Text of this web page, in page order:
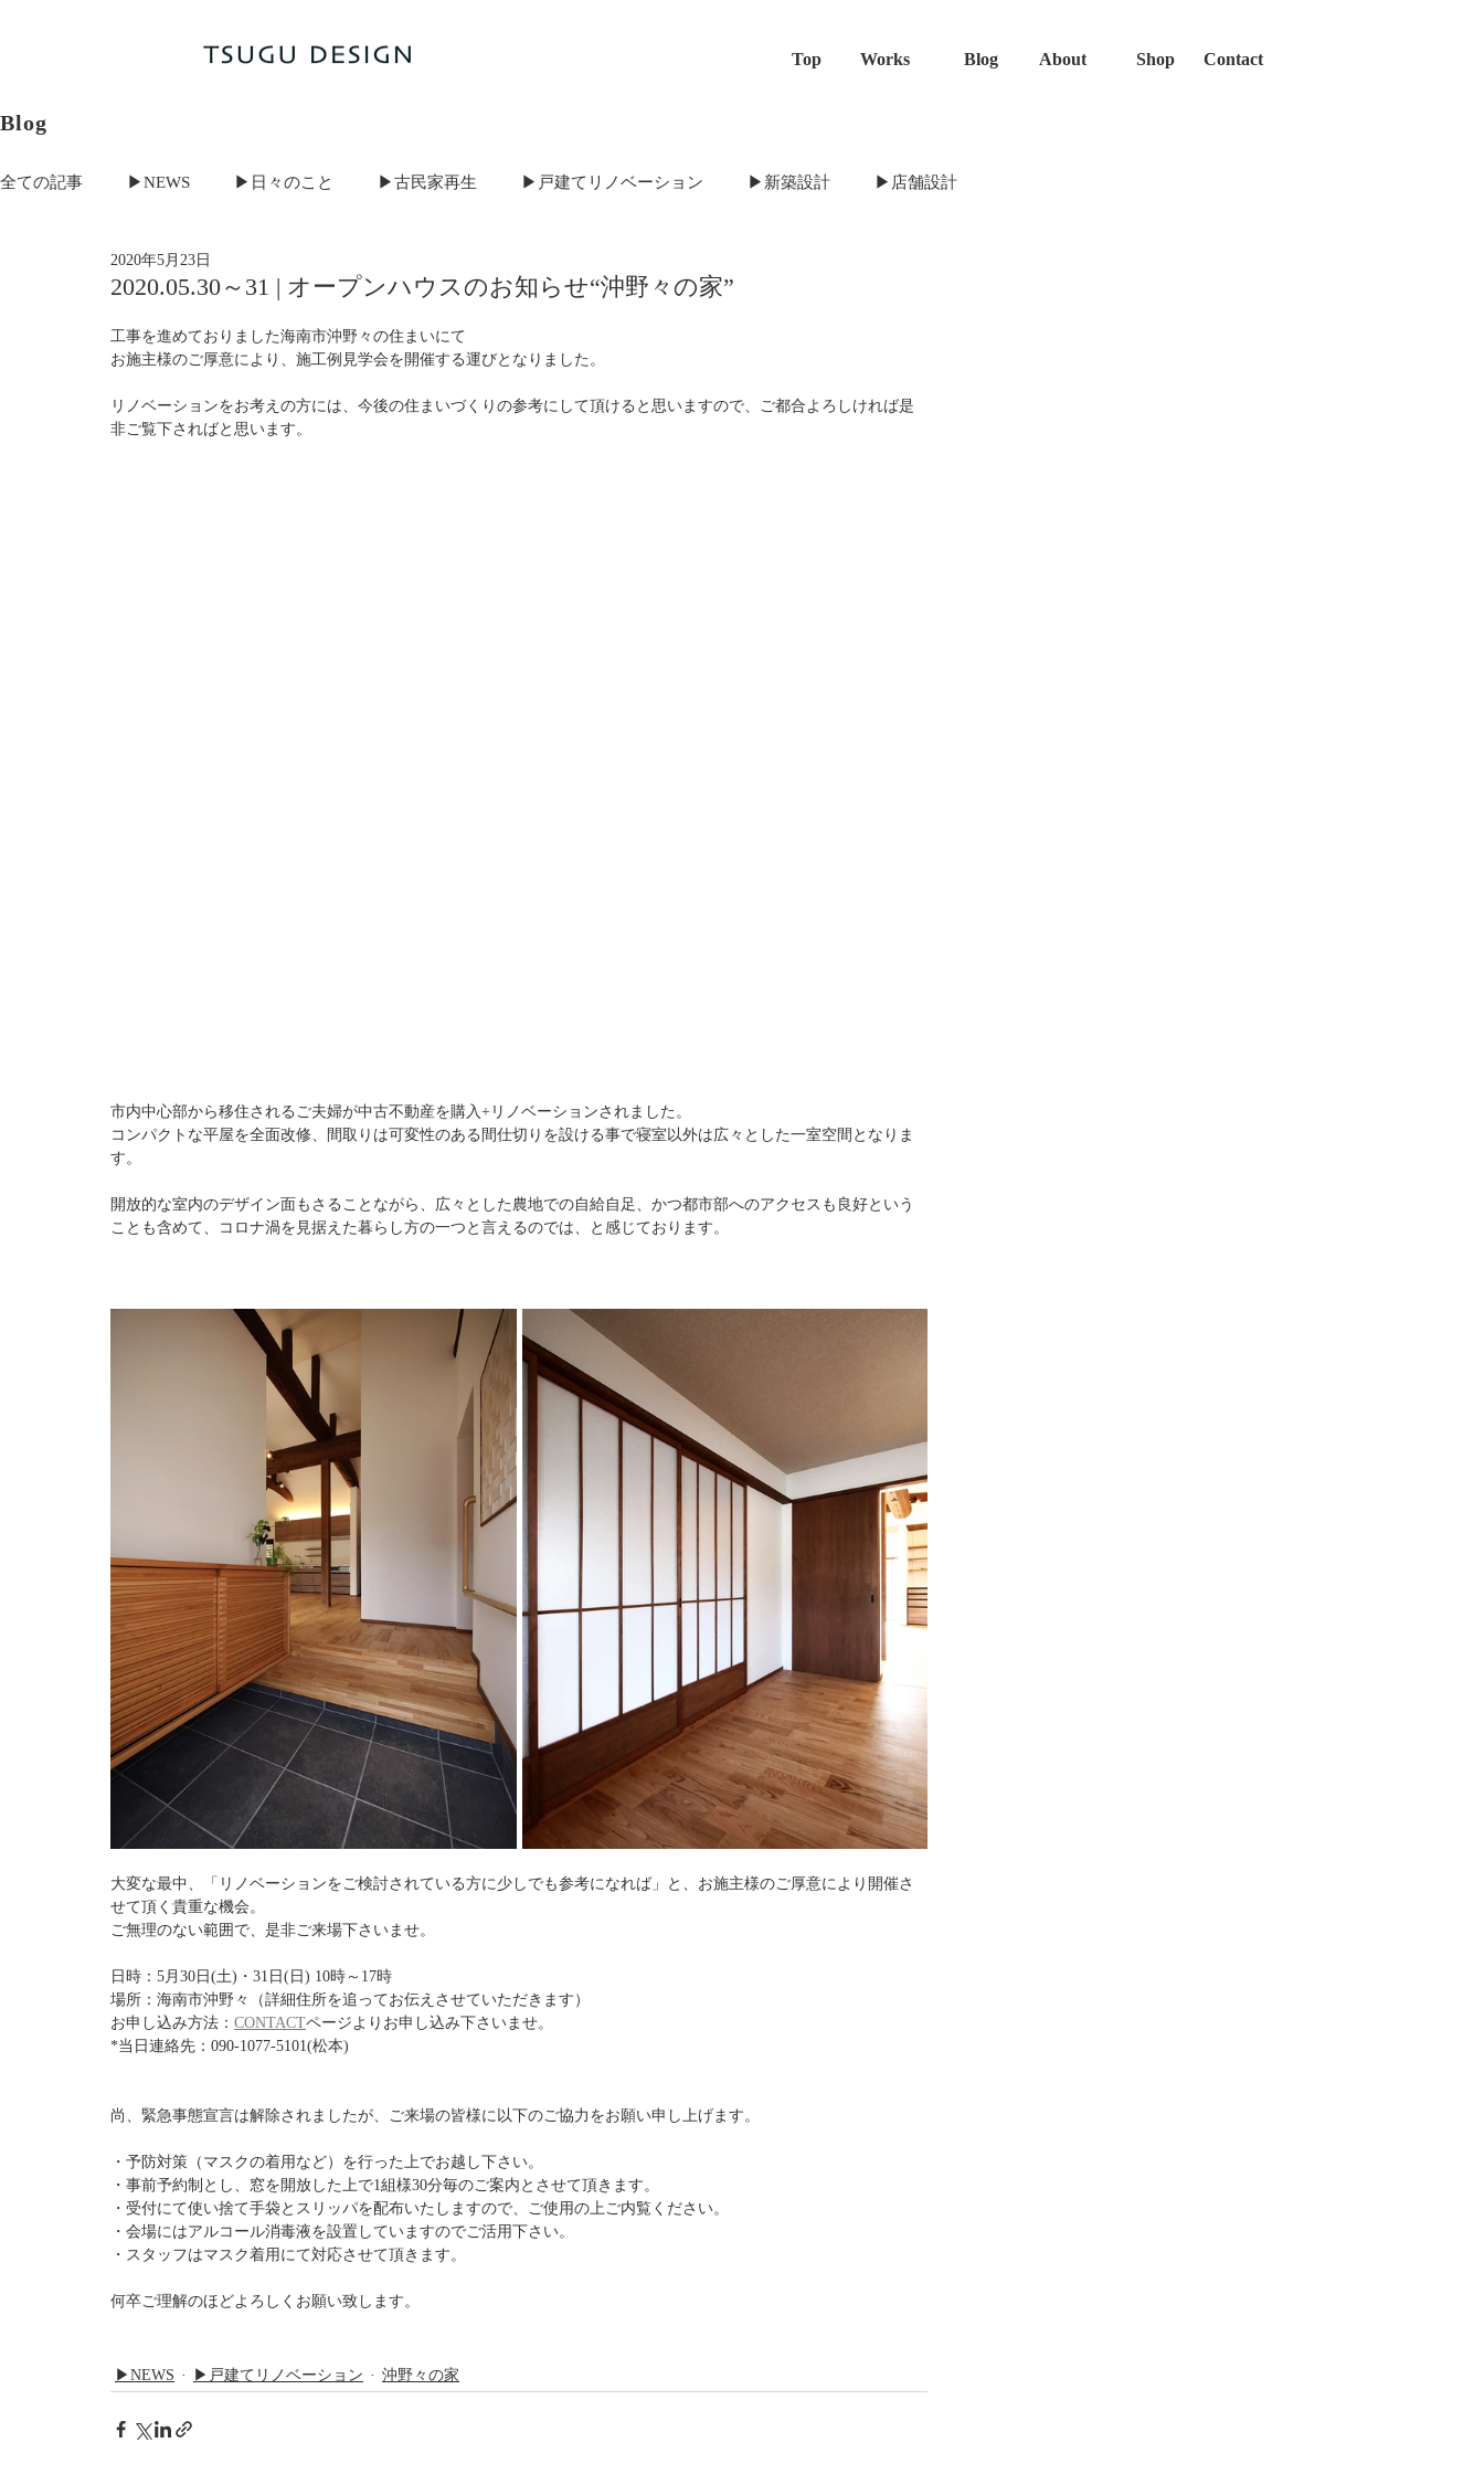
Top Works Blog About Shop Contact
Blog
全ての記事 ▶NEWS ▶日々のこと ▶古民家再生 ▶戸建てリノベーション ▶新築設計 ▶店舗設計
S-MODEL HOUSE 橿原の家
高槻の町家 黒土の古民家 重行の家 清水の家
2020.05.30～31 | オープンハウスのお知らせ“沖野々の家”
2020年5月23日
工事を進めておりました海南市沖野々の住まいにて
お施主様のご厚意により、施工例見学会を開催する運びとなりました。
リノベーションをお考えの方には、今後の住まいづくりの参考にして頂けると思いますので、ご都合よろしければ是
非ご覧下さればと思います。
市内中心部から移住されるご夫婦が中古不動産を購入+リノベーションされました。
コンパクトな平屋を全面改修、間取りは可変性のある間仕切りを設ける事で寝室以外は広々とした一室空間となりま
す。
開放的な室内のデザイン面もさることながら、広々とした農地での自給自足、かつ都市部へのアクセスも良好という
ことも含めて、コロナ渦を見据えた暮らし方の一つと言えるのでは、と感じております。
大変な最中、「リノベーションをご検討されている方に少しでも参考になれば」と、お施主様のご厚意により開催さ
せて頂く貴重な機会。
ご無理のない範囲で、是非ご来場下さいませ。
日時：5月30日(土)・31日(日) 10時～17時
場所：海南市沖野々（詳細住所を追ってお伝えさせていただきます）
お申し込み方法： CONTACTページよりお申し込み下さいませ。
*当日連絡先：090-1077-5101(松本)
尚、緊急事態宣言は解除されましたが、ご来場の皆様に以下のご協力をお願い申し上げます。
・予防対策（マスクの着用など）を行った上でお越し下さい。
・事前予約制とし、窓を開放した上で1組様30分毎のご案内とさせて頂きます。
・受付にて使い捨て手袋とスリッパを配布いたしますので、ご使用の上ご内覧ください。
・会場にはアルコール消毒液を設置していますのでご活用下さい。
・スタッフはマスク着用にて対応させて頂きます。
何卒ご理解のほどよろしくお願い致します。
▶NEWS ▶戸建てリノベーション 沖野々の家